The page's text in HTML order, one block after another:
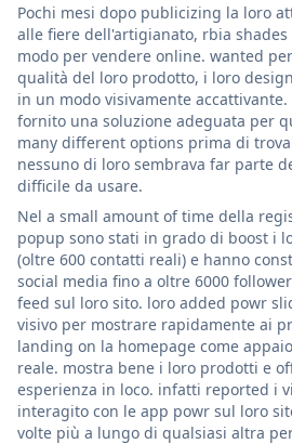
Pochi mesi dopo publicizing la loro
alle fiere dell'artigianato, rbia shades
modo per vendere online. wanted
qualità del loro prodotto, i loro
in un modo visivamente
fornito una soluzione adeguata per
many different options prima di
nessuno di loro sembrava far parte
difficile da usare.
Nel a small amount of time della
popup sono stati in grado di boost i
(oltre 600 contatti reali) e hanno
social media fino a oltre 6000
feed sul loro sito. loro added powr
visivo per mostrare rapidamente ai
landing on la homepage come
reale. mostra bene i loro prodotti e
esperienza in loco. infatti reported i
interagito con le app powr sul loro
volte più a lungo di qualsiasi altra